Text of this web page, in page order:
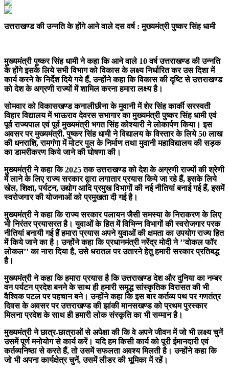
उत्तराखण्ड की उन्नति के होंगे आने वाले दस वर्ष : मुख्यमंत्री पुष्कर सिंह धामी
मुख्यमंत्री पुष्कर सिंह धामी ने कहा कि आने वाले 10 वर्ष उत्तराखण्ड की उन्नति
के होंगे इसके लिये सभी विभाग को विकास के लक्ष्य निर्धारित कर उस दिशा में
कार्य करने के निर्देश दिये गये हैं, उन्होंने कहा कि विकास की दृष्टि से उत्तराखण्ड
को देश के अग्रणी राज्यों में शामिल करना हमारा लक्ष्य है।
सोमवार को विकासखण्ड कनालीछीना के मुवानी में शेर सिंह कार्की सरस्वती
विहार विद्यालय में भाऊराव देवरस सभागार का मुख्यमंत्री पुष्कर सिंह धामी एवं
पूर्व राज्यपाल एवं पूर्व मुख्यमंत्री भगत सिंह कोश्यारी ने लोकार्पण किया। इस
अवसर पर मुख्यमंत्री. पुष्कर सिंह धामी ने विद्यालय के विस्तार के लिये 50 लाख
की धनराशि, रामगंगा में मोटर पुल के निर्माण तथा मुवानी महाविद्यालय की सड़क
का डामरीकरण किये जाने की घोषणा की।
मुख्यमंत्री ने कहा कि 2025 तक उत्तराखण्ड को देश के अग्रणी राज्यों की श्रेणी
में लाने के लिए राज्य सरकार द्वारा लगातार प्रयास किये जा रहे हैं, इसके लिये
खेल, शिक्षा, पर्यटन, उद्योग आदि प्रमुख विभागों की नई नीतियां बनाई गई हैं, इसमें
स्वरोजगार की योजनाओं को प्रमुखता दी गई है।
मुख्यमंत्री ने कहा कि राज्य सरकार पलायन जैसी समस्या के निराकरण के लिए
भी निरंतर प्रयासरत है। युवाओं के हित में विभिन्न विभागों की स्वरोजगार परक
नीतियां बनायी गई हैं हमारा प्रयास अपने युवाओं की क्षमता का उपयोग राज्य हित
में किये जाने का है। उन्होंने कहा कि प्रधानमंत्री नरेंद्र मोदी ने ’’वोकल फॉर
लोकल’’ का नारा दिया है, उसे धरातल पर उतारने हेतु हमारी सरकार प्रतिबद्ध
है।
मुख्यमंत्री ने कहा कि हमारा प्रयास है कि उत्तराखण्ड देश और दुनिया का नम्बर
वन पर्यटन प्रदेश बनने के साथ ही हमारी समृद्ध सांस्कृतिक विरासत की भी
वैश्विक पटल पर पहचान बने। उन्होंने कहा कि इस बार कर्तव्य पथ पर गणतंत्र
दिवस के अवसर पर उत्तराखण्ड की झांकी मानसखण्ड को प्रथम पुरस्कार
मिलना प्रदेश के साथ ही हमारी लोक संस्कृति का भी सम्मान है।
मुख्यमंत्री ने छात्र-छात्राओं से अपेक्षा की कि वे अपने जीवन में जो भी लक्ष्य चुनें
उसमें पूर्ण मनोयोग से कार्य करें। यदि हम किसी कार्य को पूरी ईमानदारी एवं
कर्तव्यनिष्ठा से करते हैं, तो उसमें सफलता अवश्य मिलती है। उन्होंने कहा कि
जो भी अपना कार्यक्षेत्र चुनें, उसमें लीडर की भूमिका में रहें।